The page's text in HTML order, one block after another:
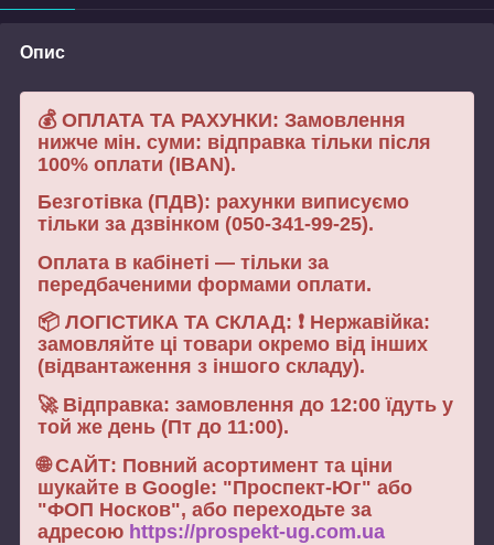
Опис
💰 ОПЛАТА ТА РАХУНКИ: Замовлення
нижче мін. суми: відправка тільки після
100% оплати (IBAN).
Безготівка (ПДВ): рахунки виписуємо
тільки за дзвінком (050-341-99-25).
Оплата в кабінеті — тільки за
передбаченими формами оплати.
📦 ЛОГІСТИКА ТА СКЛАД: ❗ Нержавійка:
замовляйте ці товари окремо від інших
(відвантаження з іншого складу).
🚀 Відправка: замовлення до 12:00 їдуть у
той же день (Пт до 11:00).
🌐 САЙТ: Повний асортимент та ціни
шукайте в Google: "Проспект-Юг" або
"ФОП Носков", або переходьте за
адресою https://prospekt-ug.com.ua